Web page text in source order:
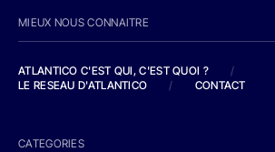
MIEUX NOUS CONNAITRE
ATLANTICO C'EST QUI, C'EST QUOI ?
/
LE RESEAU D'ATLANTICO
/ CONTACT
CATEGORIES